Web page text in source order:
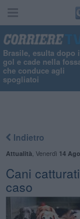
Brasile, esulta dopo
gol e cade nella
che conduce agli
spogliatoi
Indietro
Attualità Venerdì 14
Cani
caso